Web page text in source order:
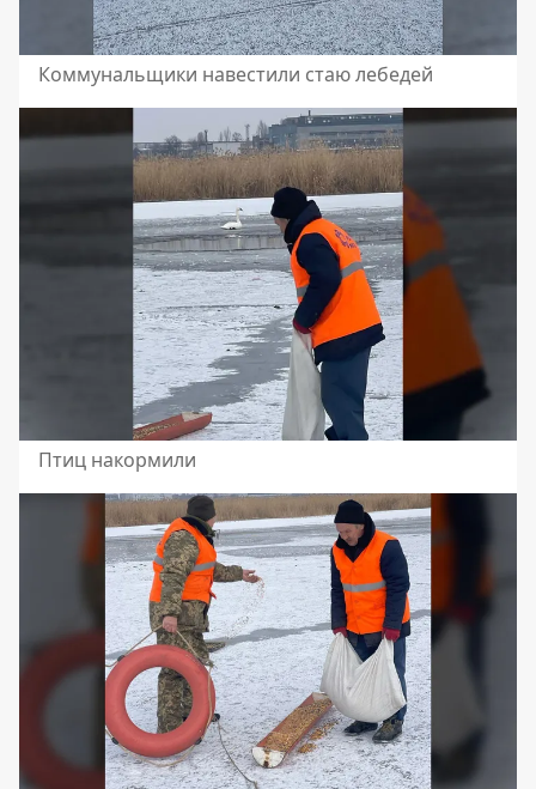
Коммунальщики навестили стаю лебедей
Птиц накормили